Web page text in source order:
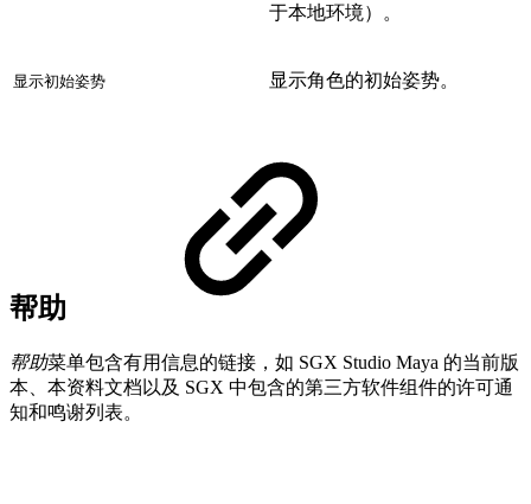
于本地环境）。
显示初始姿势 显示角色的初始姿势。
帮助
帮助菜单包含有用信息的链接，如 SGX Studio Maya 的当前版
本、本资料文档以及 SGX 中包含的第三方软件组件的许可通
知和鸣谢列表。